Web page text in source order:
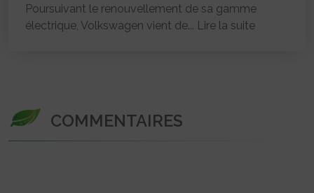
Poursuivant le renouvellement de sa gamme
électrique, Volkswagen vient de... Lire la suite
COMMENTAIRES